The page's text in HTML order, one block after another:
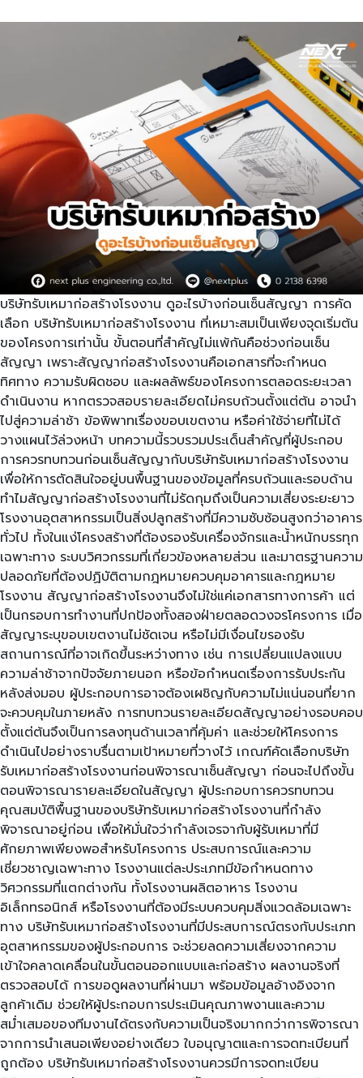
บริษัทรับเหมาก่อสร้างโรงงาน ดูอะไรบ้างก่อนเซ็นสัญญา การคัด
เลือก บริษัทรับเหมาก่อสร้างโรงงาน ที่เหมาะสมเป็นเพียงจุดเริ่มต้น
ของโครงการเท่านั้น ขั้นตอนที่สำคัญไม่แพ้กันคือช่วงก่อนเซ็น
สัญญา เพราะสัญญาก่อสร้างโรงงานคือเอกสารที่จะกำหนด
ทิศทาง ความรับผิดชอบ และผลลัพธ์ของโครงการตลอดระยะเวลา
ดำเนินงาน หากตรวจสอบรายละเอียดไม่ครบถ้วนตั้งแต่ต้น อาจนำ
ไปสู่ความล่าช้า ข้อพิพาทเรื่องขอบเขตงาน หรือค่าใช้จ่ายที่ไม่ได้
วางแผนไว้ล่วงหน้า บทความนี้รวบรวมประเด็นสำคัญที่ผู้ประกอบ
การควรทบทวนก่อนเซ็นสัญญากับบริษัทรับเหมาก่อสร้างโรงงาน
เพื่อให้การตัดสินใจอยู่บนพื้นฐานของข้อมูลที่ครบถ้วนและรอบด้าน
ทำไมสัญญาก่อสร้างโรงงานที่ไม่รัดกุมถึงเป็นความเสี่ยงระยะยาว
โรงงานอุตสาหกรรมเป็นสิ่งปลูกสร้างที่มีความซับซ้อนสูงกว่าอาคาร
ทั่วไป ทั้งในแง่โครงสร้างที่ต้องรองรับเครื่องจักรและน้ำหนักบรรทุก
เฉพาะทาง ระบบวิศวกรรมที่เกี่ยวข้องหลายส่วน และมาตรฐานความ
ปลอดภัยที่ต้องปฏิบัติตามกฎหมายควบคุมอาคารและกฎหมาย
โรงงาน สัญญาก่อสร้างโรงงานจึงไม่ใช่แค่เอกสารทางการค้า แต่
เป็นกรอบการทำงานที่ปกป้องทั้งสองฝ่ายตลอดวงจรโครงการ เมื่อ
สัญญาระบุขอบเขตงานไม่ชัดเจน หรือไม่มีเงื่อนไขรองรับ
สถานการณ์ที่อาจเกิดขึ้นระหว่างทาง เช่น การเปลี่ยนแปลงแบบ
ความล่าช้าจากปัจจัยภายนอก หรือข้อกำหนดเรื่องการรับประกัน
หลังส่งมอบ ผู้ประกอบการอาจต้องเผชิญกับความไม่แน่นอนที่ยาก
จะควบคุมในภายหลัง การทบทวนรายละเอียดสัญญาอย่างรอบคอบ
ตั้งแต่ต้นจึงเป็นการลงทุนด้านเวลาที่คุ้มค่า และช่วยให้โครงการ
ดำเนินไปอย่างราบรื่นตามเป้าหมายที่วางไว้ เกณฑ์คัดเลือกบริษัท
รับเหมาก่อสร้างโรงงานก่อนพิจารณาเซ็นสัญญา ก่อนจะไปถึงขั้น
ตอนพิจารณารายละเอียดในสัญญา ผู้ประกอบการควรทบทวน
คุณสมบัติพื้นฐานของบริษัทรับเหมาก่อสร้างโรงงานที่กำลัง
พิจารณาอยู่ก่อน เพื่อให้มั่นใจว่ากำลังเจรจากับผู้รับเหมาที่มี
ศักยภาพเพียงพอสำหรับโครงการ ประสบการณ์และความ
เชี่ยวชาญเฉพาะทาง โรงงานแต่ละประเภทมีข้อกำหนดทาง
วิศวกรรมที่แตกต่างกัน ทั้งโรงงานผลิตอาหาร โรงงาน
อิเล็กทรอนิกส์ หรือโรงงานที่ต้องมีระบบควบคุมสิ่งแวดล้อมเฉพาะ
ทาง บริษัทรับเหมาก่อสร้างโรงงานที่มีประสบการณ์ตรงกับประเภท
อุตสาหกรรมของผู้ประกอบการ จะช่วยลดความเสี่ยงจากความ
เข้าใจคลาดเคลื่อนในขั้นตอนออกแบบและก่อสร้าง ผลงานจริงที่
ตรวจสอบได้ การขอดูผลงานที่ผ่านมา พร้อมข้อมูลอ้างอิงจาก
ลูกค้าเดิม ช่วยให้ผู้ประกอบการประเมินคุณภาพงานและความ
สม่ำเสมอของทีมงานได้ตรงกับความเป็นจริงมากกว่าการพิจารณา
จากการนำเสนอเพียงอย่างเดียว ใบอนุญาตและการจดทะเบียนที่
ถูกต้อง บริษัทรับเหมาก่อสร้างโรงงานควรมีการจดทะเบียน